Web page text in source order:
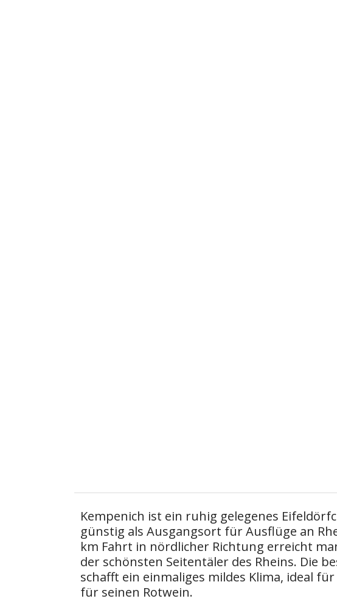
Kempenich ist ein ruhig gelegenes
günstig als Ausgangsort für Ausflüge an
km Fahrt in nördlicher Richtung erreicht
der schönsten Seitentäler des Rheins. Die
schafft ein einmaliges mildes Klima, ideal
für seinen Rotwein.